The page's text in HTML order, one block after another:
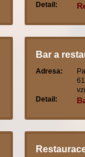
Detail:
Bar a
Adresa:
Detail: